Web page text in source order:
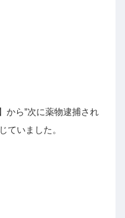
から”次に薬物逮捕され
ていました。